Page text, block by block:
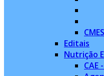
CMES
Editais
Nutrição
CAE